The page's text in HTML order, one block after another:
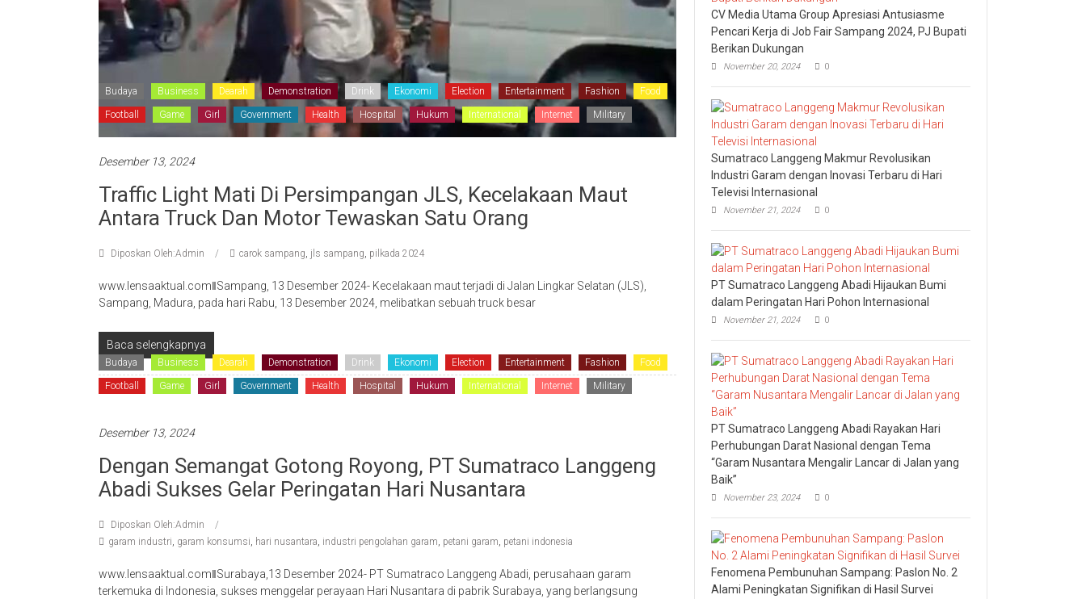
Budaya Business Dearah Demonstration Drink Ekonomi Election Entertainment Fashion Food
Football Game Girl Government Health Hospital Hukum International Internet Military
Desember 13, 2024
Traffic Light Mati Di Persimpangan JLS, Kecelakaan Maut
Antara Truck Dan Motor Tewaskan Satu Orang
Diposkan Oleh:Admin carok sampang, jls sampang, pilkada 2024
www.lensaaktual.comǁSampang, 13 Desember 2024- Kecelakaan maut terjadi di Jalan Lingkar Selatan (JLS),
Sampang, Madura, pada hari Rabu, 13 Desember 2024, melibatkan sebuah truck besar
Baca selengkapnya
Budaya Business Dearah Demonstration Drink Ekonomi Election Entertainment Fashion Food
Football Game Girl Government Health Hospital Hukum International Internet Military
Desember 13, 2024
Dengan Semangat Gotong Royong, PT Sumatraco Langgeng
Abadi Sukses Gelar Peringatan Hari Nusantara
Diposkan Oleh:Admin
garam industri, garam konsumsi, hari nusantara, industri pengolahan garam, petani garam, petani indonesia
www.lensaaktual.comǁSurabaya,13 Desember 2024- PT Sumatraco Langgeng Abadi, perusahaan garam
terkemuka di Indonesia, sukses menggelar perayaan Hari Nusantara di pabrik Surabaya, yang berlangsung
Kejari
Sejumlah
CV Media Utama Group Apresiasi Antusiasme
Pencari Kerja di Job Fair Sampang 2024, PJ Bupati
Berikan Dukungan
November 20, 2024 0
Sumatraco Langgeng Makmur Revolusikan
Industri Garam dengan Inovasi Terbaru di Hari
Televisi Internasional
November 21, 2024 0
PT Sumatraco Langgeng Abadi Hijaukan Bumi
dalam Peringatan Hari Pohon Internasional
November 21, 2024 0
PT Sumatraco Langgeng Abadi Rayakan Hari
Perhubungan Darat Nasional dengan Tema
“Garam Nusantara Mengalir Lancar di Jalan yang
Baik”
November 23, 2024 0
Fenomena Pembunuhan Sampang: Paslon No. 2
Alami Peningkatan Signifikan di Hasil Survei